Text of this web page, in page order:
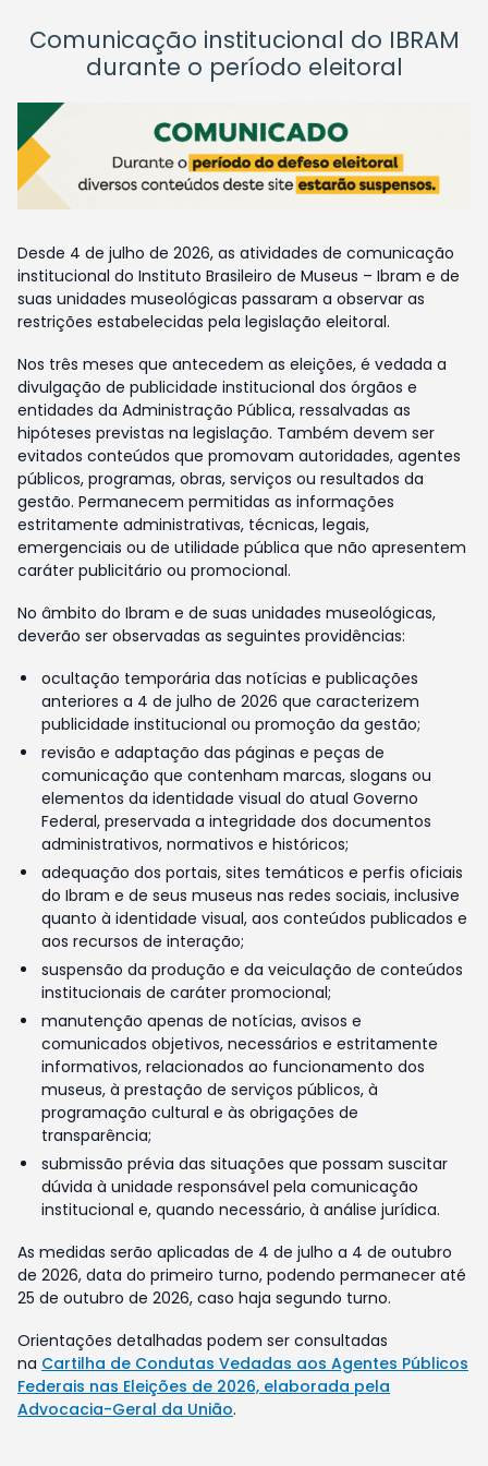
Comunicação institucional do IBRAM
durante o período eleitoral
Desde 4 de julho de 2026, as atividades de comunicação
institucional do Instituto Brasileiro de Museus – Ibram e de
suas unidades museológicas passaram a observar as
restrições estabelecidas pela legislação eleitoral.
Nos três meses que antecedem as eleições, é vedada a
divulgação de publicidade institucional dos órgãos e
entidades da Administração Pública, ressalvadas as
hipóteses previstas na legislação. Também devem ser
evitados conteúdos que promovam autoridades, agentes
públicos, programas, obras, serviços ou resultados da
gestão. Permanecem permitidas as informações
estritamente administrativas, técnicas, legais,
emergenciais ou de utilidade pública que não apresentem
caráter publicitário ou promocional.
No âmbito do Ibram e de suas unidades museológicas,
deverão ser observadas as seguintes providências:
ocultação temporária das notícias e publicações
anteriores a 4 de julho de 2026 que caracterizem
publicidade institucional ou promoção da gestão;
revisão e adaptação das páginas e peças de
comunicação que contenham marcas, slogans ou
elementos da identidade visual do atual Governo
Federal, preservada a integridade dos documentos
administrativos, normativos e históricos;
adequação dos portais, sites temáticos e perfis oficiais
do Ibram e de seus museus nas redes sociais, inclusive
quanto à identidade visual, aos conteúdos publicados e
aos recursos de interação;
suspensão da produção e da veiculação de conteúdos
institucionais de caráter promocional;
manutenção apenas de notícias, avisos e
comunicados objetivos, necessários e estritamente
informativos, relacionados ao funcionamento dos
museus, à prestação de serviços públicos, à
programação cultural e às obrigações de
transparência;
submissão prévia das situações que possam suscitar
dúvida à unidade responsável pela comunicação
institucional e, quando necessário, à análise jurídica.
As medidas serão aplicadas de 4 de julho a 4 de outubro
de 2026, data do primeiro turno, podendo permanecer até
25 de outubro de 2026, caso haja segundo turno.
Orientações detalhadas podem ser consultadas
na Cartilha de Condutas Vedadas aos Agentes Públicos
Federais nas Eleições de 2026, elaborada pela
Advocacia-Geral da União.